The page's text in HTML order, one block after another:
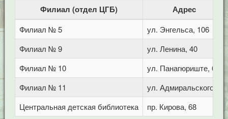
Филиал (отдел ЦГБ) Адрес
Филиал № 5
ул. Энгельса, 106
Филиал № 9
ул. Ленина, 40
Филиал № 10
ул. Панагюриште, 6
Филиал № 11
ул. Адмиральского, 8
Центральная детская библиотека
пр. Кирова, 68